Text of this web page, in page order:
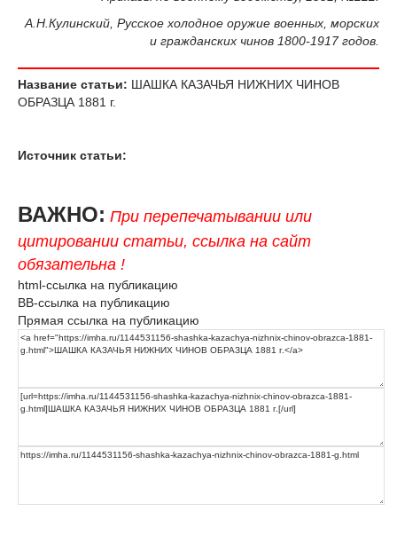
А.Н.Кулинский, Русское холодное оружие военных, морских
и гражданских чинов 1800-1917 годов.
Название статьи: ШАШКА КАЗАЧЬЯ НИЖНИХ ЧИНОВ
ОБРАЗЦА 1881 г.
Источник статьи:
ВАЖНО: При перепечатывании или
цитировании статьи, ссылка на сайт
обязательна !
html-ссылка на публикацию
BB-ссылка на публикацию
Прямая ссылка на публикацию